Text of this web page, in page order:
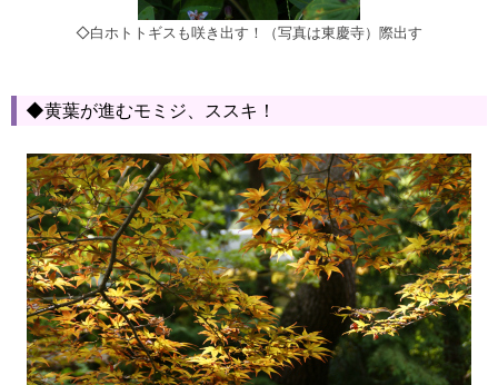
◇白ホトトギスも咲き出す！（写真は東慶寺）際出す
◆黄葉が進むモミジ、ススキ！